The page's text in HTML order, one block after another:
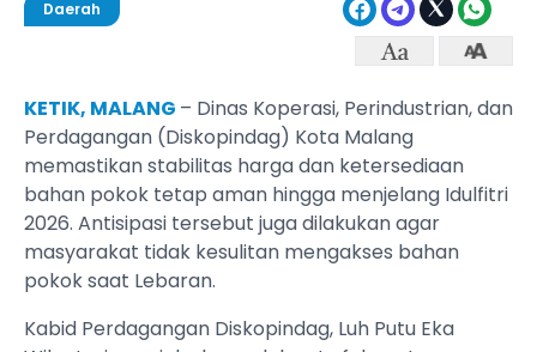
Daerah
KETIK, MALANG – Dinas Koperasi, Perindustrian, dan
Perdagangan (Diskopindag) Kota Malang
memastikan stabilitas harga dan ketersediaan
bahan pokok tetap aman hingga menjelang Idulfitri
2026. Antisipasi tersebut juga dilakukan agar
masyarakat tidak kesulitan mengakses bahan
pokok saat Lebaran.
Kabid Perdagangan Diskopindag, Luh Putu Eka